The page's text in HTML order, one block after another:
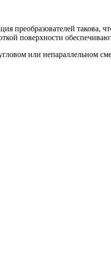
преобразователей
поверхности
или непараллельном